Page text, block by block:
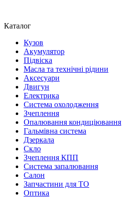
Каталог
Кузов
Акумулятор
Підвіска
Масла та технічні рідини
Аксесуари
Двигун
Електрика
Система охолодження
Зчеплення
Опалювання кондиціювання
Гальмівна система
Дзеркала
Скло
Зчеплення КПП
Система запалювання
Салон
Запчастини для ТО
Оптика